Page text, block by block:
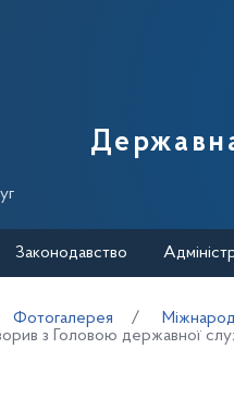
Державної
Законодавство
Фотогалерея
з Головою державної